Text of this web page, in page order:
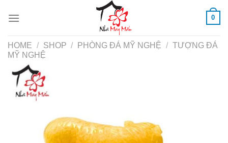
0
HOME / SHOP / PHÒNG ĐÁ MỸ NGHỆ / TƯỢNG ĐÁ
MỸ NGHỆ